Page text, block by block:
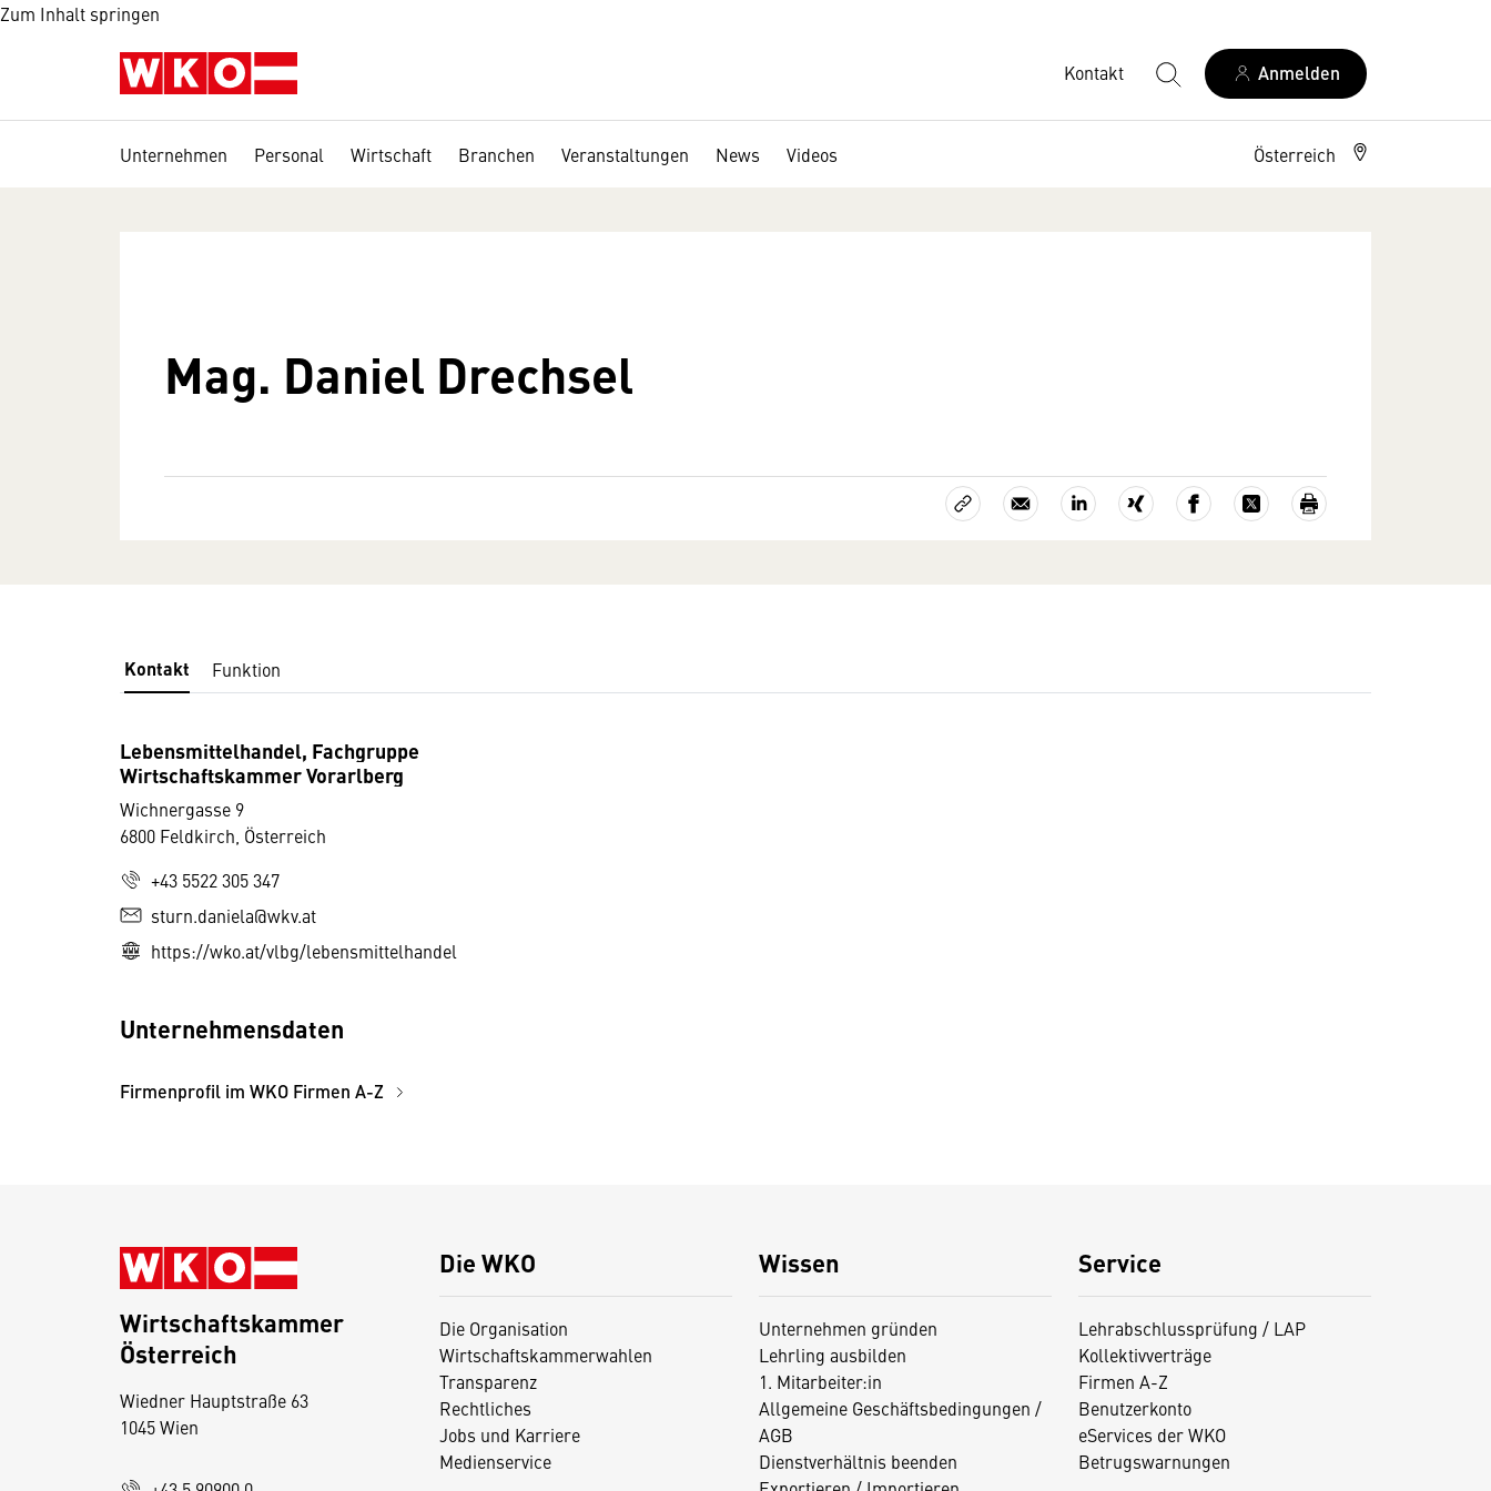
Zum Inhalt springen
Kontakt Anmelden
Unternehmen Personal Wirtschaft Branchen Veranstaltungen News Videos Österreich
Mag. Daniel Drechsel
Kontakt Funktion
Lebensmittelhandel, Fachgruppe
Wirtschaftskammer Vorarlberg
Wichnergasse 9
6800 Feldkirch, Österreich
+43 5522 305 347
sturn.daniela@wkv.at
https://wko.at/vlbg/lebensmittelhandel
Unternehmensdaten
Firmenprofil im WKO Firmen A-Z
Die WKO
Die Organisation
Wirtschaftskammerwahlen
Transparenz
Rechtliches
Jobs und Karriere
Medienservice
Wissen
Unternehmen gründen
Lehrling ausbilden
1. Mitarbeiter:in
Allgemeine Geschäftsbedingungen /
AGB
Dienstverhältnis beenden
Service
Lehrabschlussprüfung / LAP
Kollektivverträge
Firmen A-Z
Benutzerkonto
eServices der WKO
Betrugswarnungen
Wirtschaftskammer
Österreich
Wiedner Hauptstraße 63
1045 Wien